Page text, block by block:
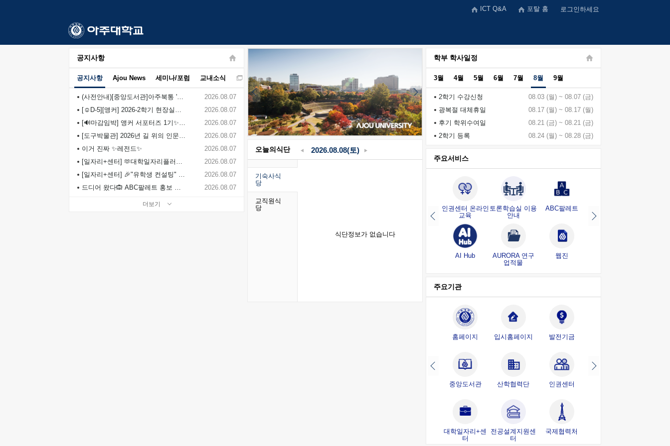
ICT Q&A 포탈 홈 로그인하세요
공지사항
공지사항 Ajou News 세미나/포럼 교내소식
(사전안내)[중앙도서관]아주북통 '교수님과 함께하는 독서클럽' 모집 안내
2026.08.07
[☺️D-5][앵커] 2026-2학기 현장실습 전체 운영일정 및 학생 지원신청 안내(★7.16.~8.12.)
2026.08.07
[🔊마감임박] 앵커 서포터즈 1기✨ 모집 공고(~08.09까지)
2026.08.07
[도구박물관] 2026년 길 위의 인문학 '도구로 이어가는 수원의 지속 가능한 삶' 교양강좌 수강생 모집 안내
2026.08.07
이거 진짜 ✨레전드✨
2026.08.07
[일자리+센터] 🫶대학일자리플러스센터 "서포터즈 JOB-A+ 18기" 추가모집 중!
2026.08.07
[일자리+센터] 🎉"유학생 컨설팅" OPEN! 유학생 취업? 대학일자리플러스센터에서 상담 받아보세요!📢
2026.08.07
드디어 왔다🙉 ABC팔레트 홍보 슬로건 공모전🎨
2026.08.07
더보기
오늘의식단 2026.08.08(토)
기숙사식
당
교직원식
당
식단정보가 없습니다
학부 학사일정
3월 4월 5월 6월 7월 8월 9월
2학기 수강신청
08.03 (월) ~ 08.07 (금)
광복절 대체휴일
08.17 (월) ~ 08.17 (월)
후기 학위수여일
08.21 (금) ~ 08.21 (금)
2학기 등록
08.24 (월) ~ 08.28 (금)
주요서비스
인권센터 온라인
교육
토론학습실 이용
안내
ABC팔레트
AI Hub
AURORA 연구
업적물
웹진
주요기관
홈페이지 입시홈페이지 발전기금
중앙도서관 산학협력단 인권센터
대학일자리+센
터
전공설계지원센
터
국제협력처
설
장